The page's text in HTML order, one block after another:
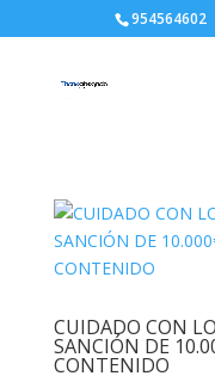
954564602
CUIDADO CON
SANCIÓN DE
CONTENIDO